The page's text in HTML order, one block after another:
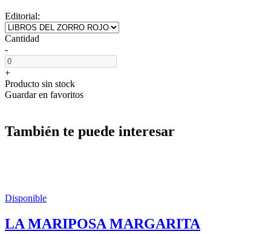
Editorial:
Cantidad
-
+
Producto sin stock
Guardar en favoritos
También te puede interesar
Disponible
LA MARIPOSA MARGARITA